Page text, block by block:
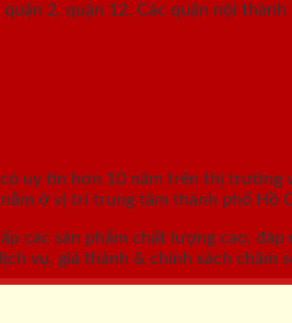
2, quận 12, Các quận nội
uy tín hơn 10 năm trên thị trường
ở vị trí trung tâm thành phố Hồ
các sản phẩm chất lượng cao,
vụ, giá thành & chính sách chăm